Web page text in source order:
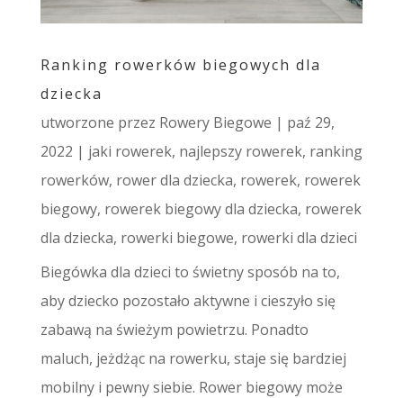
Ranking rowerków biegowych dla
dziecka
utworzone przez Rowery Biegowe | paź 29,
2022 | jaki rowerek, najlepszy rowerek, ranking
rowerków, rower dla dziecka, rowerek, rowerek
biegowy, rowerek biegowy dla dziecka, rowerek
dla dziecka, rowerki biegowe, rowerki dla dzieci
Biegówka dla dzieci to świetny sposób na to,
aby dziecko pozostało aktywne i cieszyło się
zabawą na świeżym powietrzu. Ponadto
maluch, jeżdżąc na rowerku, staje się bardziej
mobilny i pewny siebie. Rower biegowy może